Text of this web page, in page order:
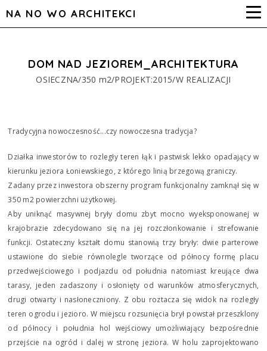
NA NO WO ARCHITEKCI
DOM NAD JEZIOREM_ARCHITEKTURA
OSIECZNA/350 m2/PROJEKT:2015/W REALIZACJI
Tradycyjna nowoczesność...czy nowoczesna tradycja?
Działka inwestorów to rozległy teren łąk i pastwisk lekko opadający w
kierunku jeziora Łoniewskiego, z którego linią brzegową graniczy.
Zadany przez inwestora obszerny program funkcjonalny zamknął się w
350 m2 powierzchni użytkowej.
Aby uniknąć masywnej bryły domu zbyt mocno wyeksponowanej w
krajobrazie zdecydowano się na jej rozczłonkowanie i strefowanie
funkcji. Ostateczny kształt domu stanowią trzy bryły: dwie parterowe
ustawione do siebie równolegle tworzące od północy formę placu
przedwejściowego i podjazdu od południa natomiast kreujące dwa
tarasy, jeden zadaszony i osłonięty od warunków atmosferycznych,
drugi otwarty i nasłoneczniony. Z obu roztacza się widok na rozległy
teren ogrodu i jezioro. W miejscu rozsunięcia brył powstał przeszklony
od północy i południa hol wejściowy umożliwiający bezpośrednie
przejście na ogród i dalej w stronę jeziora. W holu zaprojektowano